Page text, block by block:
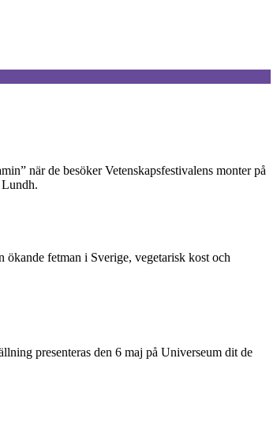
när de besöker Vetenskapsfestivalens monter på
Lundh.
fetman i Sverige, vegetarisk kost och
presenteras den 6 maj på Universeum dit de